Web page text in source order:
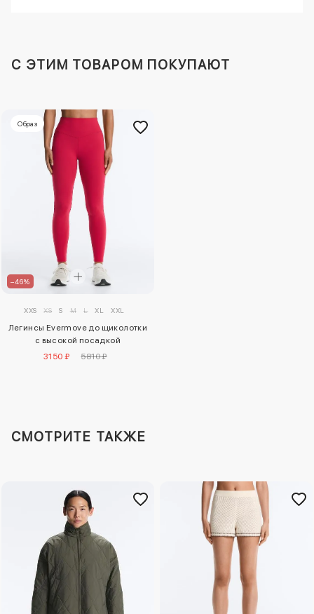
C ЭТИМ ТОВАРОМ ПОКУПАЮТ
–46%
Образ
XXS XS S M L XL XXL
Легинсы Evermove до щиколотки
с высокой посадкой
3150 ₽
5810 ₽
СМОТРИТЕ ТАКЖЕ